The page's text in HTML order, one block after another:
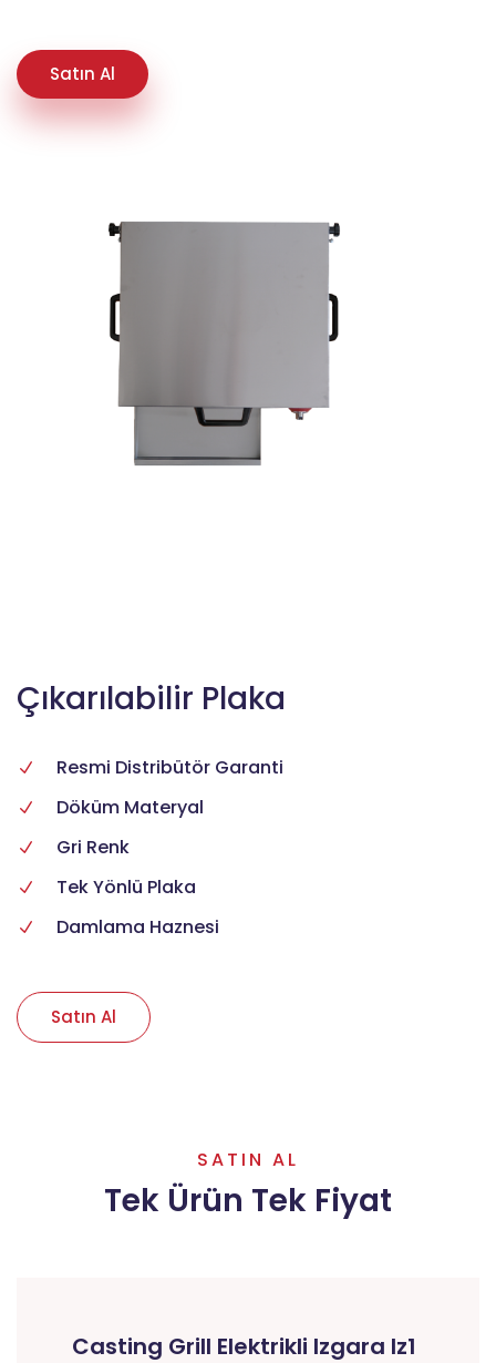
Satın Al
Çıkarılabilir Plaka
Resmi Distribütör Garanti
Döküm Materyal
Gri Renk
Tek Yönlü Plaka
Damlama Haznesi
Satın Al
SATIN AL
Tek Ürün Tek Fiyat
Casting Grill Elektrikli Izgara Iz1